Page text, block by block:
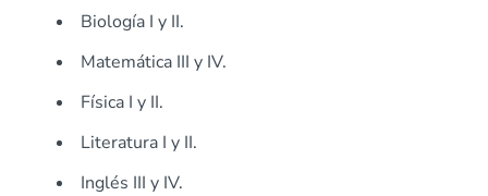
Biología I y II.
Matemática III y IV.
Física I y II.
Literatura I y II.
Inglés III y IV.